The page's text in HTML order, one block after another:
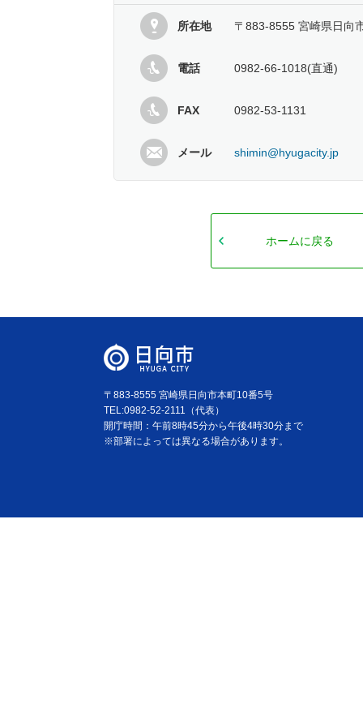
所在地 〒883-8555 宮崎県日向
電話 0982-66-1018(直通)
FAX 0982-53-1131
メール shimin@hyugacity.jp
ホームに戻る
〒883-8555 宮崎県日向市本町10番5号
TEL:0982-52-2111（代表）
開庁時間：午前8時45分から午後4時30分まで
※部署によっては異なる場合があります。